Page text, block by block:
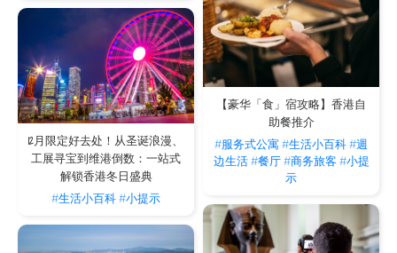
时光。除了赌博，人们还可以在马场与朋友一起享用啤酒
和美食。随着跑马地赛马的举行，香港赛马会除了提供欢
乐时光和在酒吧观看足球比赛转播外，还为社交聚会提供
了一个新的最佳场所。
在非赛马日，本地人总能在赛道上找到更多的乐趣。游乐
场位于球场的内部，是一个综合性体育场地，拥有运动场
地和休闲设施，包括足球场，曲棍球场和橄榄球场。它已
成为Valley RFC橄榄球俱乐部(Valley RFC rugby club)和
香港足球俱乐部(Hong Kong Football club)的主场。您也
可以在绿茵场上放松身心，与朋友或家人一起享受比赛。
在赛道周围慢跑也是一个很好的运动选择！
【豪华「食」宿攻略】香港自
助餐推介
#服务式公寓#生活小百科#週
边生活 #餐厅 #商务旅客 #小提
示
12月限定好去处！从圣诞浪漫、
工展寻宝到维港倒数：一站式
解锁香港冬日盛典
#生活小百科#小提示